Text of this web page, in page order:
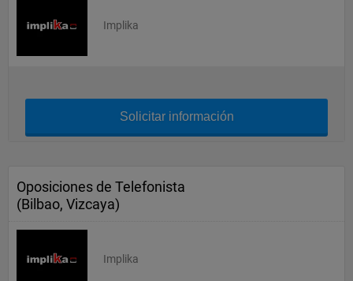
Implika
Solicitar información
Oposiciones de Telefonista
(Bilbao, Vizcaya)
Implika